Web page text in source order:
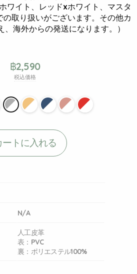
ワイト、レッドxホワイト、マスタ
取り扱いがございます。その他カ
海外からの発送になります。）
฿2,590
税込価格
ートに入れる
N/A
人工皮革
表：PVC
裏：ポリエステル100%